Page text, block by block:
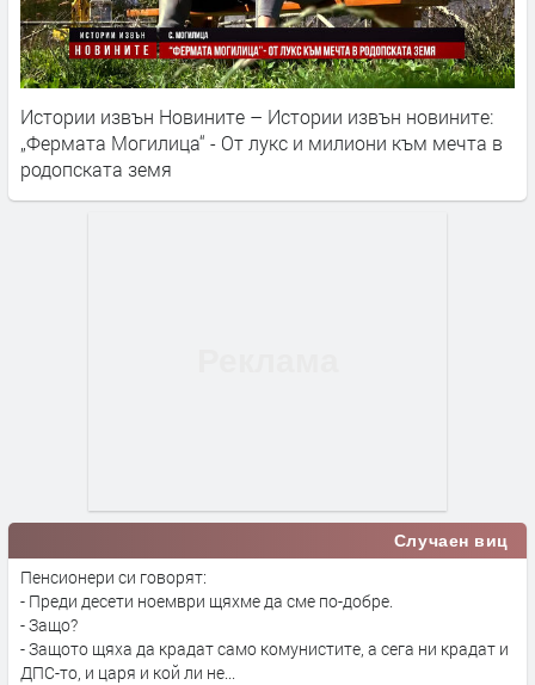
Истории извън Новините – Истории извън новините:
„Фермата Могилица“ - От лукс и милиони към мечта в
родопската земя
Случаен виц
Пенсионери си говорят:
- Преди десети ноември щяхме да сме по-добре.
- Защо?
- Защото щяха да крадат само комунистите, а сега ни крадат и
ДПС-то, и царя и кой ли не...